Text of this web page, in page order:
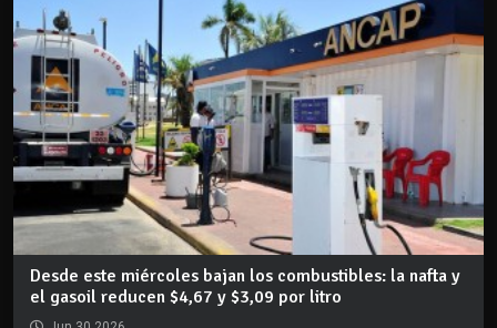
Desde este miércoles bajan los combustibles: la nafta y
el gasoil reducen $4,67 y $3,09 por litro